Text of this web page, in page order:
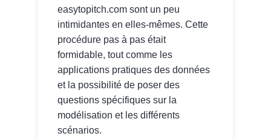
easytopitch.com sont un peu
intimidantes en elles-mêmes. Cette
procédure pas à pas était
formidable, tout comme les
applications pratiques des données
et la possibilité de poser des
questions spécifiques sur la
modélisation et les différents
scénarios.